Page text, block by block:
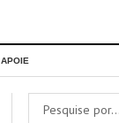
APOIE